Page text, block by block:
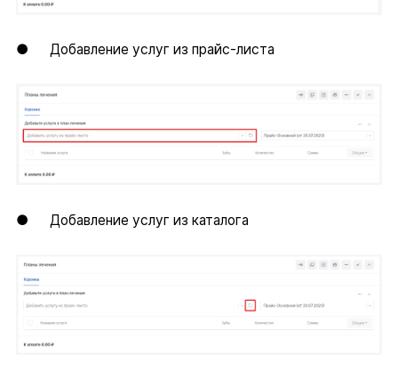
● Добавление услуг из прайс-листа
● Добавление услуг из каталога